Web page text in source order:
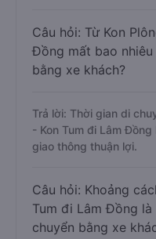
Câu hỏi: Từ Kon
Đồng mất bao
bằng xe khách?
Trả lời: Thời gian di
- Kon Tum đi Lâm
giao thông thuận lợi.
Câu hỏi: Khoảng
Tum đi Lâm Đồng
chuyển bằng xe